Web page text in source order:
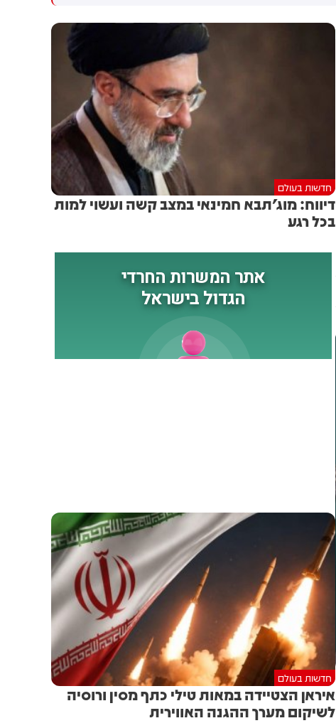
הבוקר בשכונת בקעה בירושלים
בזמן מעבר בהורמוז, שלושה
מהם במהלך השבוע
חדשות בעולם
דיווח: מוג'תבא חמינאי במצב קשה ועשוי למות
בכל רגע
חדשות בעולם
איראן הצטיידה במאות טילי כתף מסין ורוסיה
לשיקום מערך ההגנה האווירית